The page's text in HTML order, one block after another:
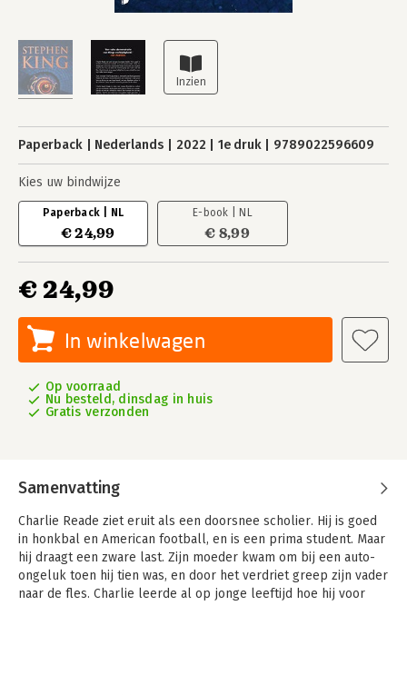
Paperback Nederlands 2022 1e druk 9789022596609
Kies uw bindwijze
Paperback | NL
€ 24,99
E-book | NL
€ 8,99
€ 24,99
In winkelwagen
Op voorraad
Nu besteld, dinsdag in huis
Gratis verzonden
Samenvatting
Charlie Reade ziet eruit als een doorsnee scholier. Hij is goed
in honkbal en American football, en is een prima student. Maar
hij draagt een zware last. Zijn moeder kwam om bij een auto-
ongeluk toen hij tien was, en door het verdriet greep zijn vader
naar de fles. Charlie leerde al op jonge leeftijd hoe hij voor